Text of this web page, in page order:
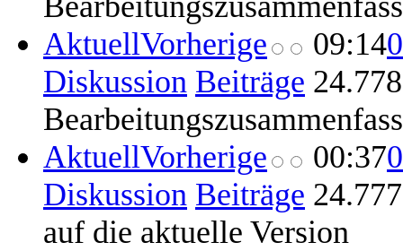
AktuellVorherige 09:14
Diskussion Beiträge
AktuellVorherige 00:37
Diskussion Beiträge
auf die aktuelle Version